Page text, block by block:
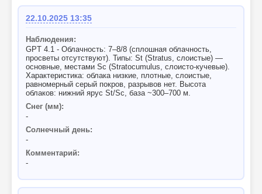
22.10.2025 13:35
Наблюдения:
GPT 4.1 - Облачность: 7–8/8 (сплошная облачность,
просветы отсутствуют). Типы: St (Stratus, слоистые) —
основные, местами Sc (Stratocumulus, слоисто-кучевые).
Характеристика: облака низкие, плотные, слоистые,
равномерный серый покров, разрывов нет. Высота
облаков: нижний ярус St/Sc, база ~300–700 м.
Снег (мм):
-
Солнечный день:
-
Комментарий:
-